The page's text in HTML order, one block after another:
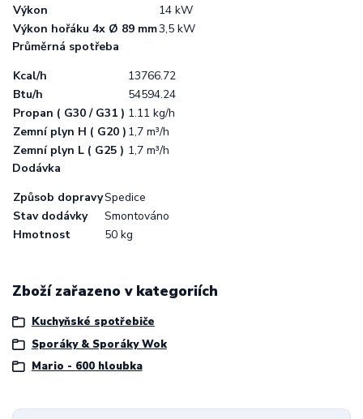
Výkon
14 kW
Výkon hořáku 4x Ø 89 mm3,5 kW
Průměrná spotřeba
Kcal/h
13766.72
Btu/h
54594.24
Propan ( G30 / G31 ) 1.11 kg/h
Zemní plyn H ( G20 ) 1,7 m³/h
Zemní plyn L ( G25 ) 1,7 m³/h
Dodávka
Způsob dopravySpedice
Stav dodávky
Smontováno
Hmotnost
50 kg
Zboží zařazeno v kategoriích
Kuchyňské spotřebiče
Sporáky & Sporáky Wok
Mario - 600 hloubka